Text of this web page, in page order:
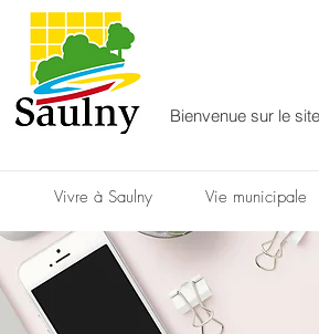
Bienvenue sur le
Vivre à Saulny Vie municipale